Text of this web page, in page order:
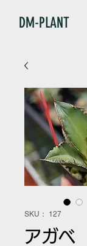
DM-PLANT
SKU： 127
アガベ